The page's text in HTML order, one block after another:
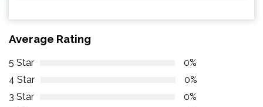
Average Rating
5 Star
0%
4 Star
0%
3 Star
0%